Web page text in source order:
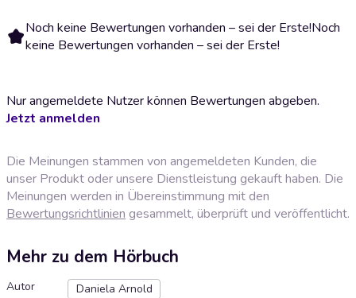
Noch keine Bewertungen vorhanden – sei der Erste!Noch
keine Bewertungen vorhanden – sei der Erste!
Nur angemeldete Nutzer können Bewertungen abgeben.
Jetzt anmelden
Die Meinungen stammen von angemeldeten Kunden, die
unser Produkt oder unsere Dienstleistung gekauft haben. Die
Meinungen werden in Übereinstimmung mit den
Bewertungsrichtlinien gesammelt, überprüft und veröffentlicht.
Mehr zu dem Hörbuch
Autor
Daniela Arnold